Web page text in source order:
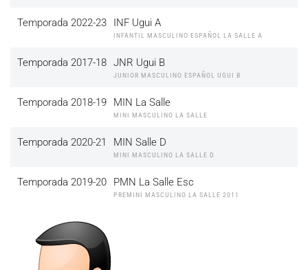
Temporada 2022-23 INF Ugui A
INFANTIL MASCULINO ESPAÑOL LA SALLE A
Temporada 2017-18 JNR Ugui B
JUNIOR MASCULINO ESPAÑOL UGUI B
Temporada 2018-19 MIN La Salle
MINI MASCULINO LA SALLE
Temporada 2020-21 MIN Salle D
MINI MASCULINO LA SALLE D
Temporada 2019-20 PMN La Salle Esc
PREMINI MASCULINO LA SALLE 2011